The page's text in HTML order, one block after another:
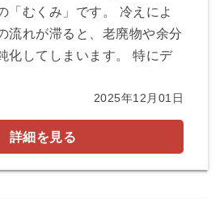
「むくみ」です。 冷えによ
流れが滞ると、老廃物や余分
化してしまいます。 特にデ
2025年12月01日
詳細を見る